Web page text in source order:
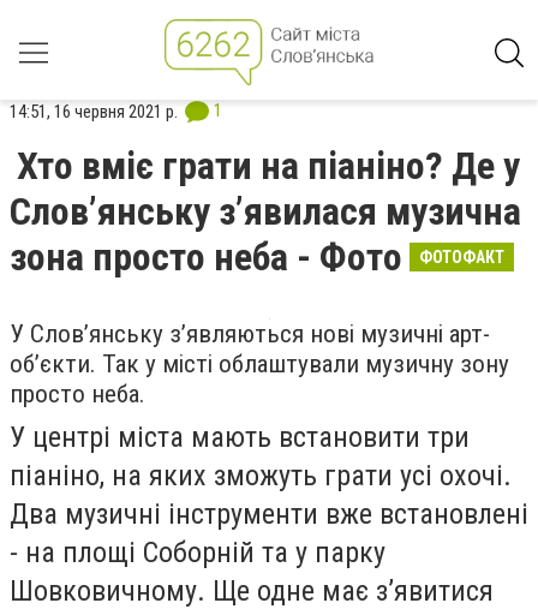
14:51, 16 червня 2021 р. 1
Хто вміє грати на піаніно? Де у
Слов’янську з’явилася музична
зона просто неба - Фото
ФОТОФАКТ
У Слов’янську з’являються нові музичні арт-
об’єкти. Так у місті облаштували музичну зону
просто неба.
У центрі міста мають встановити три
піаніно, на яких зможуть грати усі охочі.
Два музичні інструменти вже встановлені
- на площі Соборній та у парку
Шовковичному. Ще одне має з’явитися